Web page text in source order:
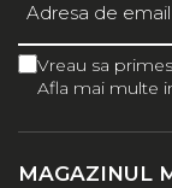
Vreau sa
Afla mai multe
MAGAZINUL